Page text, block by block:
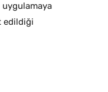
uygulamaya
edildiği